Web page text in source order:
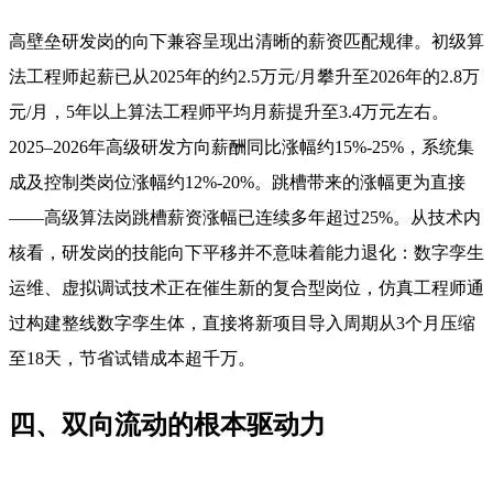
高壁垒研发岗的向下兼容呈现出清晰的薪资匹配规律。初级算
法工程师起薪已从2025年的约2.5万元/月攀升至2026年的2.8万
元/月，5年以上算法工程师平均月薪提升至3.4万元左右。
2025–2026年高级研发方向薪酬同比涨幅约15%-25%，系统集
成及控制类岗位涨幅约12%-20%。跳槽带来的涨幅更为直接
——高级算法岗跳槽薪资涨幅已连续多年超过25%。从技术内
核看，研发岗的技能向下平移并不意味着能力退化：数字孪生
运维、虚拟调试技术正在催生新的复合型岗位，仿真工程师通
过构建整线数字孪生体，直接将新项目导入周期从3个月压缩
至18天，节省试错成本超千万。
四、双向流动的根本驱动力